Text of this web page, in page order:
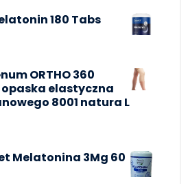
180 Tabs
ORTHO 360
elastyczna
8001 natura L
Melatonina 3Mg 60